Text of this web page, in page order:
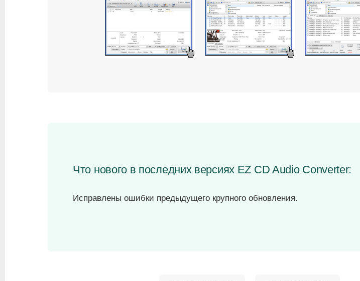
Что нового в последних версиях EZ CD Audio Converter:
Исправлены ошибки предыдущего крупного обновления.